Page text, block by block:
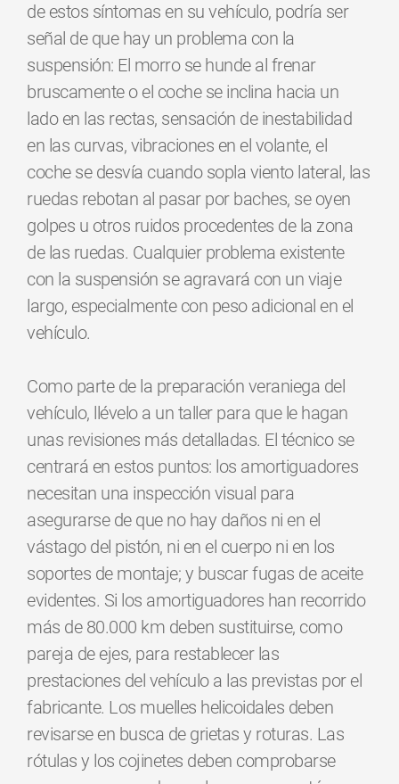
de estos síntomas en su vehículo, podría ser
señal de que hay un problema con la
suspensión: El morro se hunde al frenar
bruscamente o el coche se inclina hacia un
lado en las rectas, sensación de inestabilidad
en las curvas, vibraciones en el volante, el
coche se desvía cuando sopla viento lateral, las
ruedas rebotan al pasar por baches, se oyen
golpes u otros ruidos procedentes de la zona
de las ruedas. Cualquier problema existente
con la suspensión se agravará con un viaje
largo, especialmente con peso adicional en el
vehículo.
Como parte de la preparación veraniega del
vehículo, llévelo a un taller para que le hagan
unas revisiones más detalladas. El técnico se
centrará en estos puntos: los amortiguadores
necesitan una inspección visual para
asegurarse de que no hay daños ni en el
vástago del pistón, ni en el cuerpo ni en los
soportes de montaje; y buscar fugas de aceite
evidentes. Si los amortiguadores han recorrido
más de 80.000 km deben sustituirse, como
pareja de ejes, para restablecer las
prestaciones del vehículo a las previstas por el
fabricante. Los muelles helicoidales deben
revisarse en busca de grietas y roturas. Las
rótulas y los cojinetes deben comprobarse